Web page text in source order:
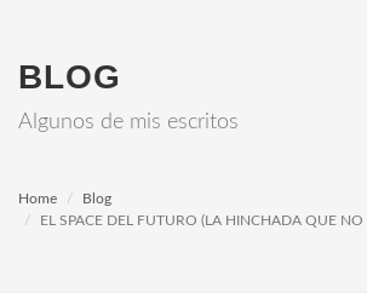
BLOG
Algunos de mis escritos
Home
Blog
EL SPACE DEL FUTURO (LA HINCHADA QUE NO